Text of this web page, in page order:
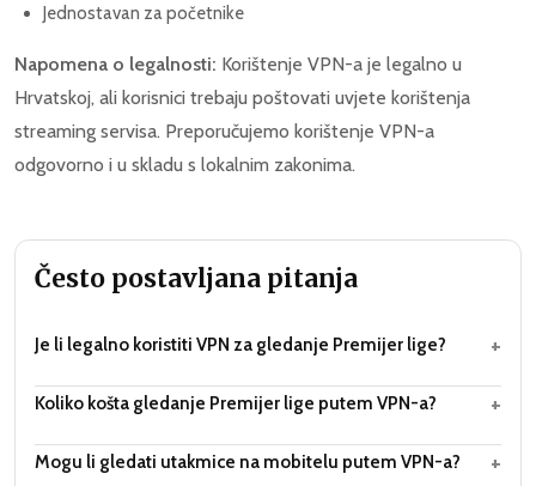
Jednostavan za početnike
Napomena o legalnosti: Korištenje VPN-a je legalno u
Hrvatskoj, ali korisnici trebaju poštovati uvjete korištenja
streaming servisa. Preporučujemo korištenje VPN-a
odgovorno i u skladu s lokalnim zakonima.
Često postavljana pitanja
Je li legalno koristiti VPN za gledanje Premijer lige? +
Koliko košta gledanje Premijer lige putem VPN-a? +
Mogu li gledati utakmice na mobitelu putem VPN-a? +